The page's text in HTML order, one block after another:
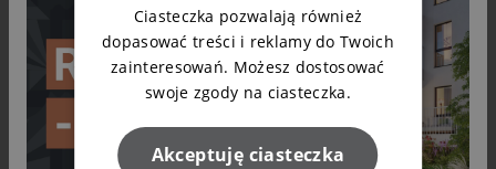
Wyjątkowa OFERTA SPECJALNA
NOWE FLISY. Wybrane mieszkania z
rabatem nawet do 38 000 zł!
Czytaj dalej
Ciasteczka pozwalają również
dopasować treści i reklamy do Twoich
zainteresowań. Możesz dostosować
swoje zgody na ciasteczka.
Akceptuję ciasteczka